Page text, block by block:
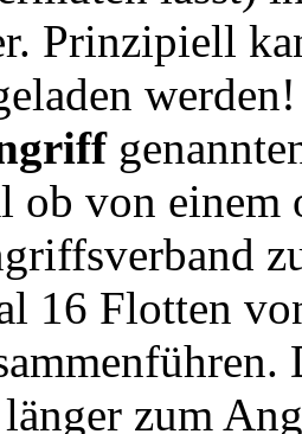
Prinzipiell
ob von einem
16 Flotten
zum